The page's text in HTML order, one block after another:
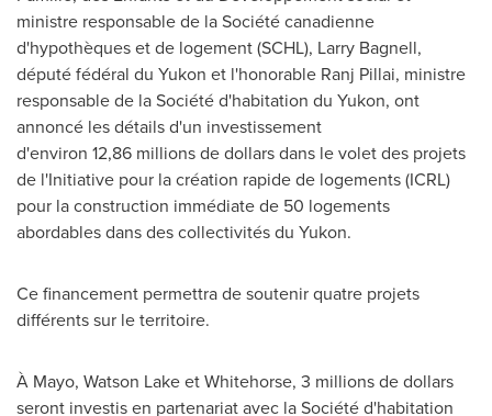
ministre responsable de la Société canadienne
d'hypothèques et de logement (SCHL), Larry Bagnell,
député fédéral du Yukon et l'honorable Ranj Pillai, ministre
responsable de la Société d'habitation du Yukon, ont
annoncé les détails d'un investissement
d'environ 12,86 millions de dollars dans le volet des projets
de l'Initiative pour la création rapide de logements (ICRL)
pour la construction immédiate de 50 logements
abordables dans des collectivités du Yukon.
Ce financement permettra de soutenir quatre projets
différents sur le territoire.
À Mayo, Watson Lake etWhitehorse, 3 millions de dollars
seront investis en partenariat avec la Société d'habitation